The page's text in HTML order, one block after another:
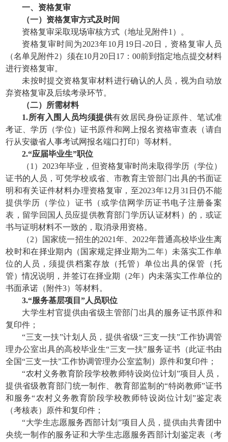
一、资格复审
（一）资格复审方式及时间
资格复审采取现场审核方式（地址见附件1）。
资格复审时间为2023年10月19日-20日，资格复审人员
（名单见附件2）须在10月20日17：00前到指定地点提交材料
进行资格复审。
未按时提交资格复审材料进行确认的人员，视为自动放
弃资格复审及后续考录环节。
（二）所需材料
1.所有入围人员均须提供有效居民身份证原件、笔试准
考证、学历（学位）证书原件和网上报名资格审查表（请自
行从安徽省人事考试网报名端口打印）等材料。
2.“应届毕业生”职位
（1）2023年毕业，但资格复审时尚未取得学历（学位）
证书的人员，可凭学校或省、市教育主管部门出具的书面证
明和有关证件材料办理资格复审，至2023年12月31日仍不能
提供学历（学位）证书（或学信网学历证书电子注册备案
表，留学回国人员应提供教育部门学历认证材料）的，或证
书与证明材料不一致的，取消录用资格。
（2）国家统一招生的2021年、2022年普通高校毕业生离
校时和在择业期内（国家规定择业期为二年）未落实工作单
位的人员，须提供档案存放（托管）单位出具的保管（托
管）情况说明，并签订在择业期（2年）内未落实工作单位的
书面承诺（附件3）等材料。
3.“服务基层项目”人员职位
大学生村官提供由省级主管部门出具的服务证书原件和
复印件；
“三支一扶”计划人员，提供省级“三支一扶”工作协调管
理办公室出具的高校毕业生“三支一扶”服务证书（此证书由
全国“三支一扶”工作协调管理办公室监制）原件和复印件；
“农村义务教育阶段学校教师特设岗位计划”项目人员，
提供省级教育部门统一制作、教育部监制的“特岗教师”证书
和服务“农村义务教育阶段学校教师特设岗位计划”鉴定表
（考核表）原件和复印件；
“大学生志愿服务西部计划”项目人员，提供由共青团中
央统一制作的服务证和大学生志愿服务西部计划鉴定表（考